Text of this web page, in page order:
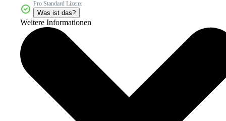
Pro Standard Lizenz
Was ist das?
Weitere Informationen